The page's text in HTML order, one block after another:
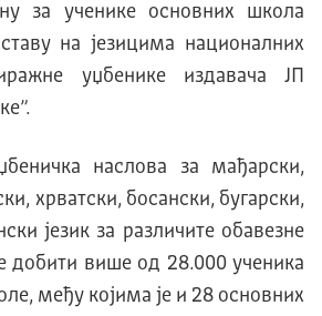
за ученике основних школа
на језицима националних
уџбенике издавача ЈП
наслова за мађарски,
хрватски, босански, бугарски,
језик за различите обавезне
добити више од 28.000 ученика
међу којима је и 28 основних